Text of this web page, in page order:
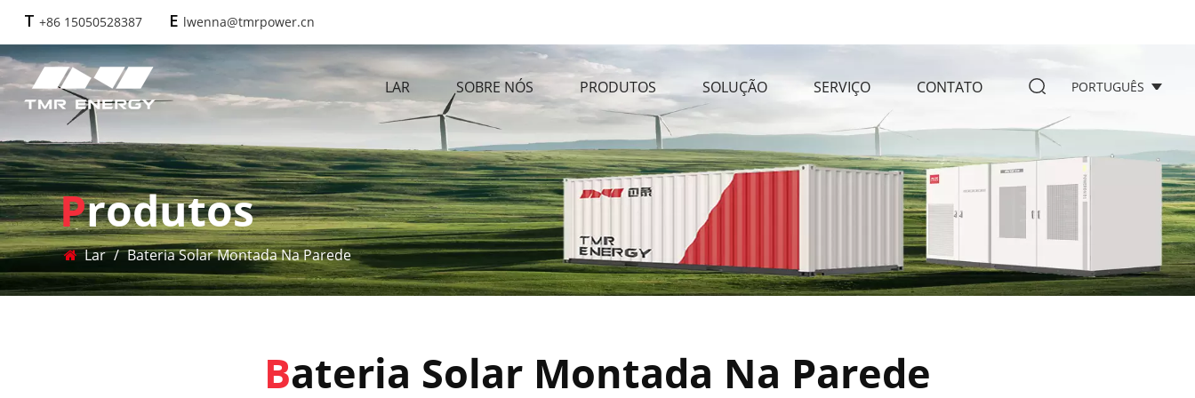
T +86 15050528387 E lwenna@tmrpower.cn
LAR SOBRE NÓS PRODUTOS SOLUÇÃO SERVIÇO CONTATO PORTUGUÊS
Produtos
Lar / Bateria Solar Montada Na Parede
Bateria Solar Montada Na Parede